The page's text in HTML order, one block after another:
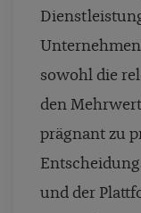
sowohl die
den
prägnant zu
und der